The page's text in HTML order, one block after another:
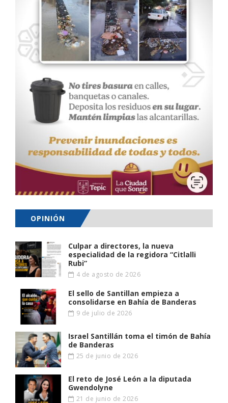
OPINIÓN
Culpar a directores, la nueva
especialidad de la regidora “Citlalli
Rubi”
4 de agosto de 2026
El sello de Santillan empieza a
consolidarse en Bahía de Banderas
9 de julio de 2026
Israel Santillán toma el timón de Bahía
de Banderas
25 de junio de 2026
El reto de José León a la diputada
Gwendolyne
21 de junio de 2026